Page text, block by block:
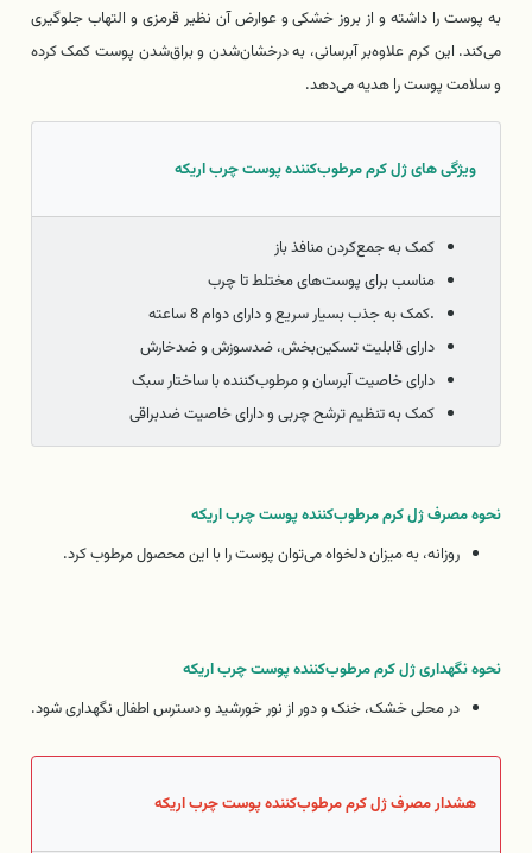
به پوست را داشته و از بروز خشکی و عوارض آن نظیر قرمزی و التهاب جلوگیری
می‌کند. این کرم علاوه‌بر آبرسانی، به درخشان‌شدن و براق‌شدن پوست کمک کرده
و سلامت پوست را هدیه می‌دهد.
ویژگی های ژل کرم مرطوب‌کننده پوست چرب اریکه
کمک به جمع‌کردن منافذ باز
مناسب برای پوست‌های مختلط تا چرب
.کمک به جذب بسیار سریع و دارای دوام 8 ساعته
دارای قابلیت تسکین‌بخش، ضدسوزش و ضدخارش
دارای خاصیت آبرسان و مرطوب‌کننده با ساختار سبک
کمک به تنظیم ترشح چربی و دارای خاصیت ضدبراقی
نحوه مصرف ژل کرم مرطوب‌کننده پوست چرب اریکه
روزانه، به میزان دلخواه می‌توان پوست را با این محصول مرطوب کرد.
نحوه نگهداری ژل کرم مرطوب‌کننده پوست چرب اریکه
در محلی خشک، خنک و دور از نور خورشید و دسترس اطفال نگهداری شود.
هشدار مصرف ژل کرم مرطوب‌کننده پوست چرب اریکه